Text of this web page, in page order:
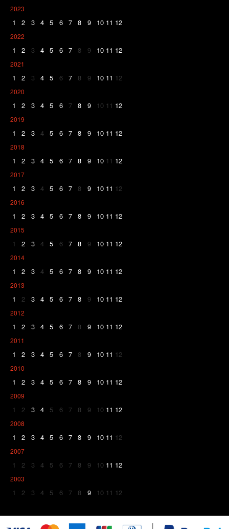
2023
1 2 3 4 5 6 7 8 9 10 11 12
2022
1 2 3 4 5 6 7 8 9 10 11 12
2021
1 2 3 4 5 6 7 8 9 10 11 12
2020
1 2 3 4 5 6 7 8 9 10 11 12
2019
1 2 3 4 5 6 7 8 9 10 11 12
2018
1 2 3 4 5 6 7 8 9 10 11 12
2017
1 2 3 4 5 6 7 8 9 10 11 12
2016
1 2 3 4 5 6 7 8 9 10 11 12
2015
1 2 3 4 5 6 7 8 9 10 11 12
2014
1 2 3 4 5 6 7 8 9 10 11 12
2013
1 2 3 4 5 6 7 8 9 10 11 12
2012
1 2 3 4 5 6 7 8 9 10 11 12
2011
1 2 3 4 5 6 7 8 9 10 11 12
2010
1 2 3 4 5 6 7 8 9 10 11 12
2009
1 2 3 4 5 6 7 8 9 10 11 12
2008
1 2 3 4 5 6 7 8 9 10 11 12
2007
1 2 3 4 5 6 7 8 9 10 11 12
2003
1 2 3 4 5 6 7 8 9 10 11 12